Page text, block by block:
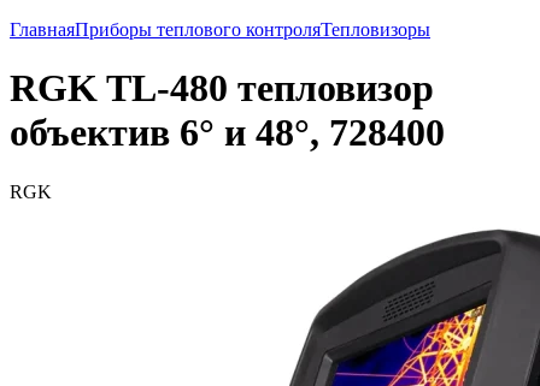
ГлавнаяПриборы теплового контроляТепловизоры
RGK TL-480 тепловизор
объектив 6° и 48°, 728400
RGK